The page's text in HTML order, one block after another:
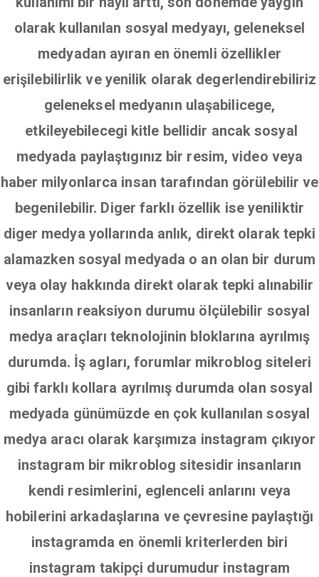
olarak kullanılan sosyal medyayı, geleneksel
medyadan ayıran en önemli özellikler
erişilebilirlik ve yenilik olarak degerlendirebiliriz
geleneksel medyanın ulaşabilicege,
etkileyebilecegi kitle bellidir ancak sosyal
medyada paylaştıgınız bir resim, video veya
haber milyonlarca insan tarafından görülebilir ve
begenilebilir. Diger farklı özellik ise yeniliktir
diger medya yollarında anlık, direkt olarak tepki
alamazken sosyal medyada o an olan bir durum
veya olay hakkında direkt olarak tepki alınabilir
insanların reaksiyon durumu ölçülebilir sosyal
medya araçları teknolojinin bloklarına ayrılmış
durumda. İş agları, forumlar mikroblog siteleri
gibi farklı kollara ayrılmış durumda olan sosyal
medyada günümüzde en çok kullanılan sosyal
medya aracı olarak karşımıza instagram çıkıyor
instagram bir mikroblog sitesidir insanların
kendi resimlerini, eglenceli anlarını veya
hobilerini arkadaşlarına ve çevresine paylaştığı
instagramda en önemli kriterlerden biri
instagram takipçi durumudur instagram